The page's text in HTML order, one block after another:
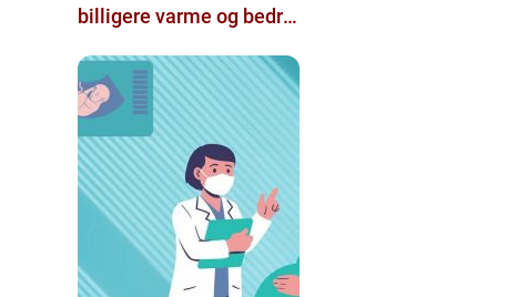
billigere varme og bedre